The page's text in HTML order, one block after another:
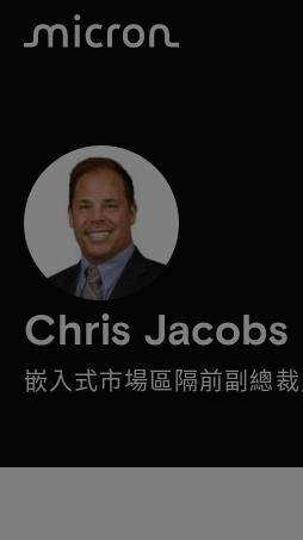
Chris Jacobs
嵌入式市場區隔前副總